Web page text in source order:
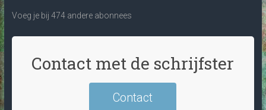
Voeg je bij 474 andere abonnees
Contact met de schrijfster
Contact